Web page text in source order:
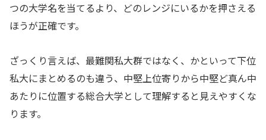
つの大学名を当てるより、どのレンジにいるかを押さえる
ほうが正確です。
ざっくり言えば、最難関私大群ではなく、かといって下位
私大にまとめるのも違う、中堅上位寄りから中堅ど真ん中
あたりに位置する総合大学として理解すると見えやすくな
ります。